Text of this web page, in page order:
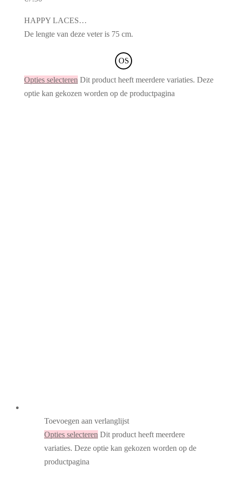
HAPPY LACES…
De lengte van deze veter is 75 cm.
OS
Opties selecteren Dit product heeft meerdere variaties. Deze
optie kan gekozen worden op de productpagina
Toevoegen aan verlanglijst
Opties selecteren Dit product heeft meerdere
variaties. Deze optie kan gekozen worden op de
productpagina